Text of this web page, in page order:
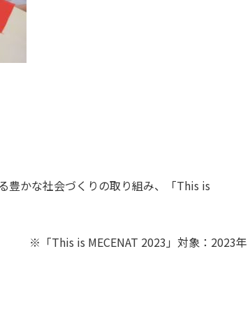
豊かな社会づくりの取り組み、「This is
※「This is MECENAT 2023」対象：2023年